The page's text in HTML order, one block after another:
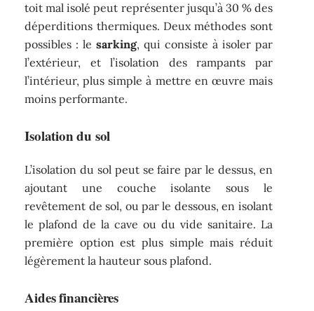
toit mal isolé peut représenter jusqu’à 30 % des
déperditions thermiques. Deux méthodes sont
possibles : lesarking, qui consiste à isoler par
l’extérieur, et l’isolation des rampants par
l’intérieur, plus simple à mettre en œuvre mais
moins performante.
Isolation du sol
L’isolation du sol peut se faire par le dessus, en
ajoutant une couche isolante sous le
revêtement de sol, ou par le dessous, en isolant
le plafond de la cave ou du vide sanitaire. La
première option est plus simple mais réduit
légèrement la hauteur sous plafond.
Aides financières